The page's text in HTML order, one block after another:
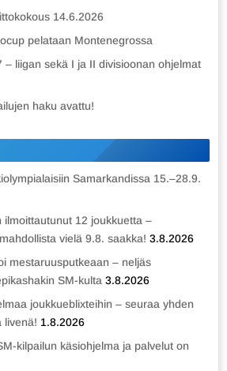
14.6.2026
pelataan Montenegrossa
– liigan sekä I ja II divisioonan ohjelmat
haku avattu!
Samarkandissa 15.–28.9.
ilmoittautunut 12 joukkuetta –
vielä 9.8. saakka! 3.8.2026
mestaruusputkeaan – neljäs
SM-kulta 3.8.2026
joukkueblixteihin – seuraa yhden
livenä! 1.8.2026
kilpailun käsiohjelma ja palvelut on